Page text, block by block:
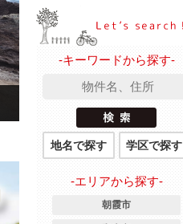
-キーワードから探す-
地名で探す 学区で探す
-エリアから探す-
朝霞市